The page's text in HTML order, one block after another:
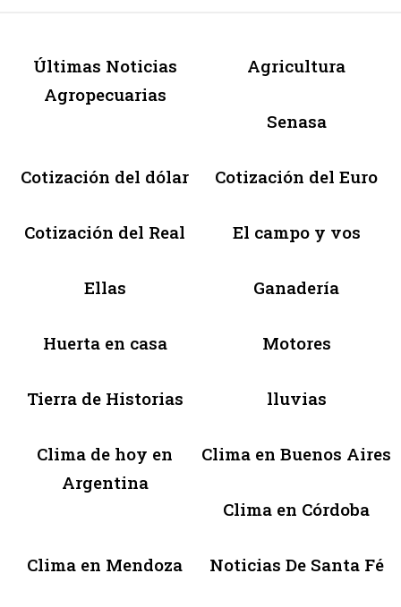
Últimas Noticias
Agropecuarias
Agricultura
Senasa
Cotización del dólar Cotización del Euro
Cotización del Real El campo y vos
Ellas Ganadería
Huerta en casa Motores
Tierra de Historias lluvias
Clima de hoy en
Argentina
Clima en Buenos Aires
Clima en Córdoba
Clima en Mendoza Noticias De Santa Fé